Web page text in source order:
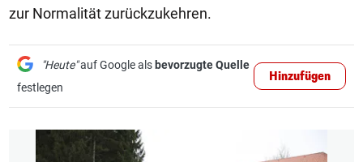
zur Normalität zurückzukehren.
"Heute"auf Google als bevorzugte Quelle
festlegen
Hinzufügen
1/15